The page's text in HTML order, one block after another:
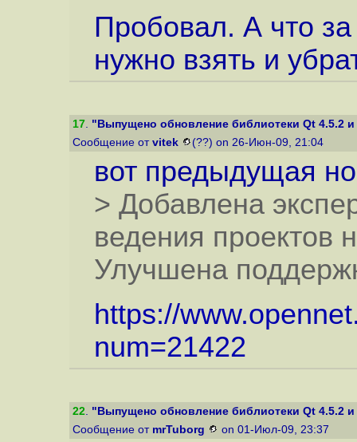
Пробовал. А что
нужно взять и
17. "Выпущено обновление библиотеки Qt 4.5.2
Сообщение от vitek (??) on 26-Июн-09, 21:04
вот предыдущая
> Добавлена
ведения проектов
Улучшена
https://
num=21422
22. "Выпущено обновление библиотеки Qt 4.5.2
Сообщение от mrTuborg on 01-Июл-09, 23:37